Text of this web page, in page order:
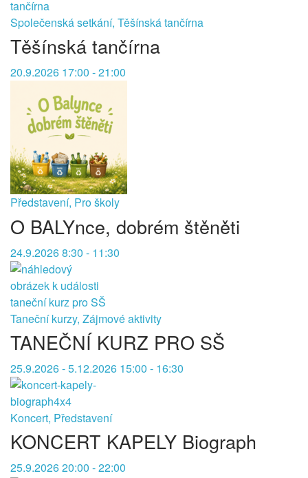
Společenská setkání, Těšínská tančírna
Těšínská tančírna
20.9.2026 17:00 - 21:00
Představení, Pro školy
O BALYnce, dobrém štěněti
24.9.2026 8:30 - 11:30
Taneční kurzy, Zájmové aktivity
TANEČNÍ KURZ PRO SŠ
25.9.2026 - 5.12.2026 15:00 - 16:30
Koncert, Představení
KONCERT KAPELY Biograph
25.9.2026 20:00 - 22:00